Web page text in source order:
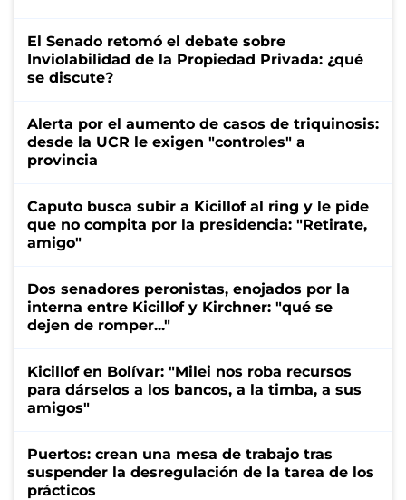
El Senado retomó el debate sobre
Inviolabilidad de la Propiedad Privada: ¿qué
se discute?
Alerta por el aumento de casos de triquinosis:
desde la UCR le exigen "controles" a
provincia
Caputo busca subir a Kicillof al ring y le pide
que no compita por la presidencia: "Retirate,
amigo"
Dos senadores peronistas, enojados por la
interna entre Kicillof y Kirchner: "qué se
dejen de romper..."
Kicillof en Bolívar: "Milei nos roba recursos
para dárselos a los bancos, a la timba, a sus
amigos"
Puertos: crean una mesa de trabajo tras
suspender la desregulación de la tarea de los
prácticos